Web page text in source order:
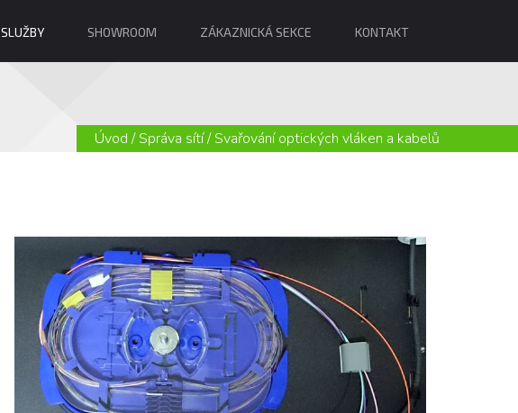
SLUŽBY SHOWROOM ZÁKAZNICKÁ SEKCE KONTAKT
Úvod/Správa sítí/Svařování optických vláken a kabelů